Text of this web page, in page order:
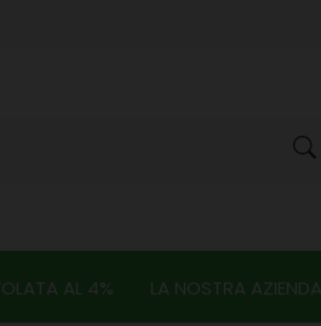
AL 4% LA NOSTRA AZIENDA